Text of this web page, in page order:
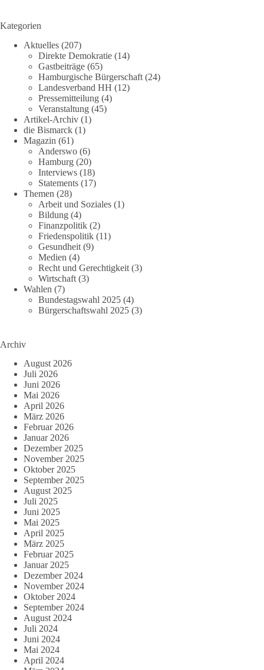
Kategorien
Aktuelles (207)
Direkte Demokratie (14)
Gastbeiträge (65)
Hamburgische Bürgerschaft (24)
Landesverband HH (12)
Pressemitteilung (4)
Veranstaltung (45)
Artikel-Archiv (1)
die Bismarck (1)
Magazin (61)
Anderswo (6)
Hamburg (20)
Interviews (18)
Statements (17)
Themen (28)
Arbeit und Soziales (1)
Bildung (4)
Finanzpolitik (2)
Friedenspolitik (11)
Gesundheit (9)
Medien (4)
Recht und Gerechtigkeit (3)
Wirtschaft (3)
Wahlen (7)
Bundestagswahl 2025 (4)
Bürgerschaftswahl 2025 (3)
Archiv
August 2026
Juli 2026
Juni 2026
Mai 2026
April 2026
März 2026
Februar 2026
Januar 2026
Dezember 2025
November 2025
Oktober 2025
September 2025
August 2025
Juli 2025
Juni 2025
Mai 2025
April 2025
März 2025
Februar 2025
Januar 2025
Dezember 2024
November 2024
Oktober 2024
September 2024
August 2024
Juli 2024
Juni 2024
Mai 2024
April 2024